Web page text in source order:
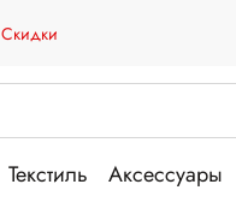
Скидки
Текстиль Аксессуары